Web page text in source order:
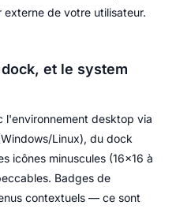
de votre utilisateur.
et le system
l'environnement desktop via
Linux), du dock
icônes minuscules (16x16 à
Badges de
contextuels — ce sont